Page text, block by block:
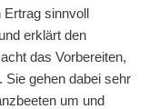
Ertrag sinnvoll
erklärt den
das Vorbereiten,
Sie gehen dabei sehr
um und